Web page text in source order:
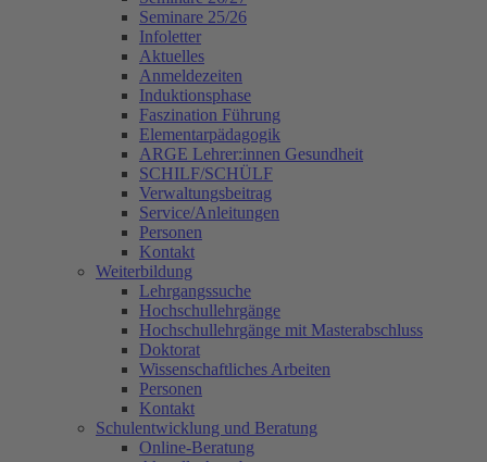
Seminare 25/26
Infoletter
Aktuelles
Anmeldezeiten
Induktionsphase
Faszination Führung
Elementarpädagogik
ARGE Lehrer:innen Gesundheit
SCHILF/SCHÜLF
Verwaltungsbeitrag
Service/Anleitungen
Personen
Kontakt
Weiterbildung
Lehrgangssuche
Hochschullehrgänge
Hochschullehrgänge mit Masterabschluss
Doktorat
Wissenschaftliches Arbeiten
Personen
Kontakt
Schulentwicklung und Beratung
Online-Beratung